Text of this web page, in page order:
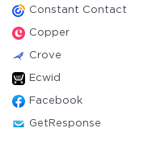
Constant Contact
Copper
Crove
Ecwid
Facebook
GetResponse